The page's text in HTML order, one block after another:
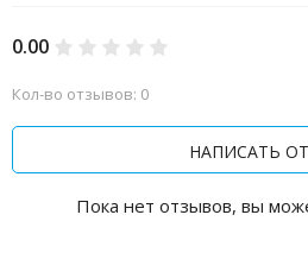
0.00
Кол-во отзывов: 0
НАПИСАТЬ
Пока нет отзывов, вы